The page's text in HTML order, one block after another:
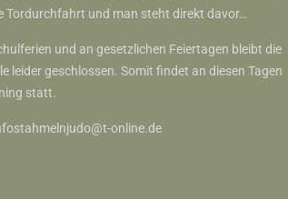
Tordurchfahrt und man steht direkt davor…
und an gesetzlichen Feiertagen bleibt die
leider geschlossen. Somit findet an diesen Tagen
statt.
online.de